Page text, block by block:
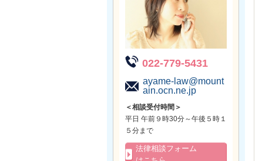
022-779-5431
ayame-law@mount
ain.ocn.ne.jp
＜相談受付時間＞
平日 午前９時30分～午後５時１
５分まで
法律相談フォーム